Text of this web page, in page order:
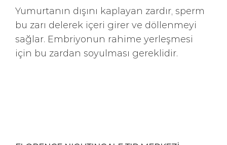
Yumurtanın dışını kaplayan zardır, sperm
bu zarı delerek içeri girer ve döllenmeyi
sağlar. Embriyonun rahime yerleşmesi
için bu zardan soyulması gereklidir.